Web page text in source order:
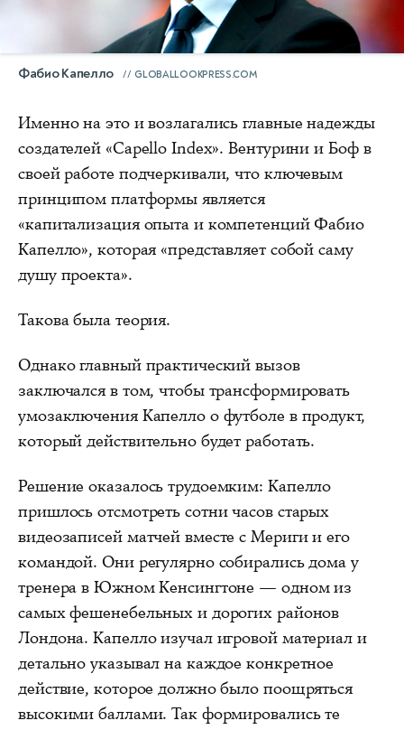
Фабио Капелло GLOBALLOOKPRESS.COM
Именно на это и возлагались главные надежды
создателей «Capello Index». Вентурини и Боф в
своей работе подчеркивали, что ключевым
принципом платформы является
«капитализация опыта и компетенций Фабио
Капелло», которая «представляет собой саму
душу проекта».
Такова была теория.
Однако главный практический вызов
заключался в том, чтобы трансформировать
умозаключения Капелло о футболе в продукт,
который действительно будет работать.
Решение оказалось трудоемким: Капелло
пришлось отсмотреть сотни часов старых
видеозаписей матчей вместе с Мериги и его
командой. Они регулярно собирались дома у
тренера в Южном Кенсингтоне — одном из
самых фешенебельных и дорогих районов
Лондона. Капелло изучал игровой материал и
детально указывал на каждое конкретное
действие, которое должно было поощряться
высокими баллами. Так формировались те